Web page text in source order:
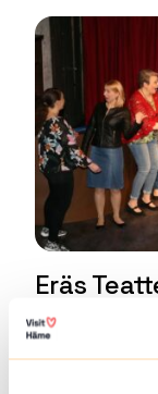
Eräs
Eräs Teatteri